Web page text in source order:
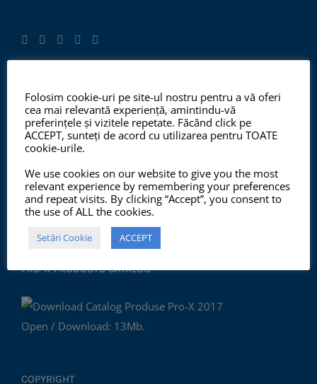
ISO 9001:2015, ISO 14001:2015
Începând cu anul 2012, ChemSol Group deține
Certificatul Sistemului de Management al Calității
ISO9001:2015 și Certificatul Sistemului de Management
al Mediului ISO14001:2015.
PRO-X PRODUCTS CATALOG
Open / Download: 13Mb.
COPYRIGHT
Folosim cookie-uri pe site-ul nostru pentru a vă oferi
cea mai relevantă experiență, amintindu-vă
preferințele și vizitele repetate. Făcând click pe
ACCEPT, sunteți de acord cu utilizarea pentru TOATE
cookie-urile.
We use cookies on our website to give you the most
relevant experience by remembering your preferences
and repeat visits. By clicking “Accept”, you consent to
the use of ALL the cookies.
Setări Cookie ACCEPT